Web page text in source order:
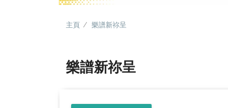
主頁 樂譜新祢呈
樂譜新祢呈